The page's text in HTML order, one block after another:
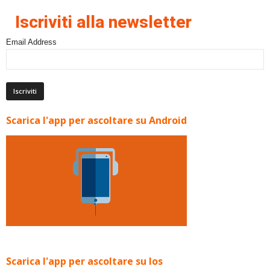
Iscriviti alla newsletter
Email Address
Scarica l'app per ascoltare su Android
Scarica l'app per ascoltare su Ios